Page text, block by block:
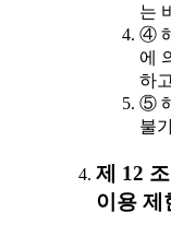
는
④
에
하
⑤
불
제 12
이용 제